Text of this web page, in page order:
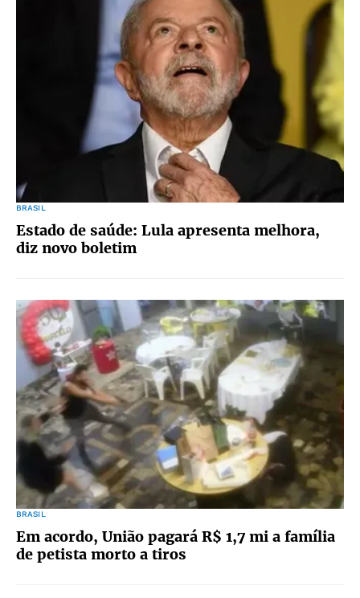
BRASIL
Estado de saúde: Lula apresenta melhora,
diz novo boletim
BRASIL
Em acordo, União pagará R$ 1,7 mi a família
de petista morto a tiros